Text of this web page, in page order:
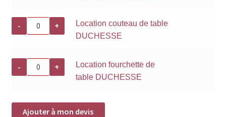
entremet
DUCHESSE
-
quantité
Location
table
DUCHESSE
+
Location couteau de table
DUCHESSE
-
quantité
Location
table
DUCHESSE
+
Location fourchette de
table DUCHESSE
Ajouter à mon devis